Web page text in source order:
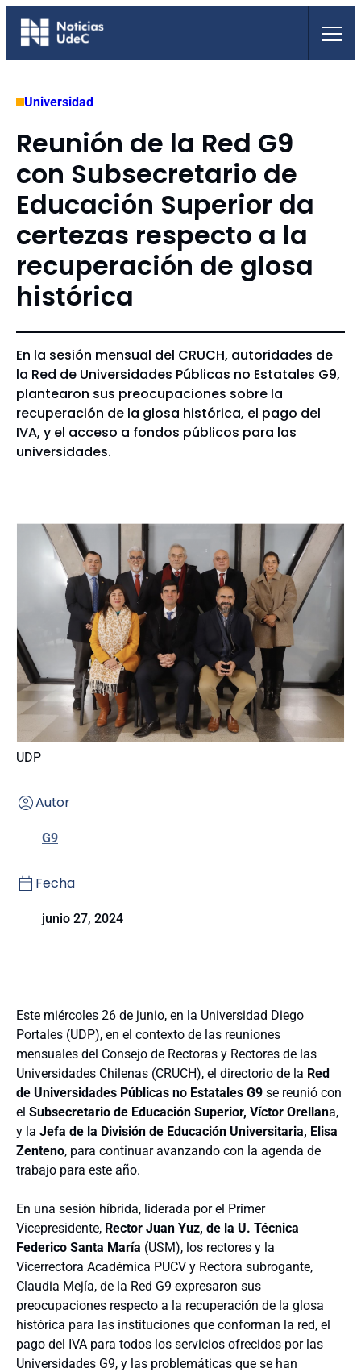
Saltar
Universidad
Reunión de la Red G9
con Subsecretario de
Educación Superior da
certezas respecto a la
recuperación de glosa
histórica
En la sesión mensual del CRUCH, autoridades de
la Red de Universidades Públicas no Estatales G9,
plantearon sus preocupaciones sobre la
recuperación de la glosa histórica, el pago del
IVA, y el acceso a fondos públicos para las
universidades.
UDP
Autor
G9
Fecha
junio 27, 2024
Este miércoles 26 de junio, en la Universidad Diego
Portales (UDP), en el contexto de las reuniones
mensuales del Consejo de Rectoras y Rectores de las
Universidades Chilenas (CRUCH), el directorio de la Red
de Universidades Públicas no Estatales G9 se reunió con
el Subsecretario de Educación Superior, Víctor Orellana,
y la Jefa de la División de Educación Universitaria, Elisa
Zenteno, para continuar avanzando con la agenda de
trabajo para este año.
En una sesión híbrida, liderada por el Primer
Vicepresidente, Rector Juan Yuz, de la U. Técnica
Federico Santa María (USM), los rectores y la
Vicerrectora Académica PUCV y Rectora subrogante,
Claudia Mejía, de la Red G9 expresaron sus
preocupaciones respecto a la recuperación de la glosa
histórica para las instituciones que conforman la red, el
pago del IVA para todos los servicios ofrecidos por las
Universidades G9, y las problemáticas que se han